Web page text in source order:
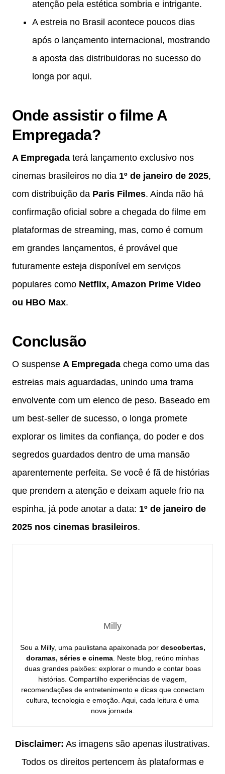
atenção pela estética sombria e intrigante.
A estreia no Brasil acontece poucos dias
após o lançamento internacional, mostrando
a aposta das distribuidoras no sucesso do
longa por aqui.
Onde assistir o filme A
Empregada?
A Empregada terá lançamento exclusivo nos
cinemas brasileiros no dia 1º de janeiro de 2025,
com distribuição da Paris Filmes. Ainda não há
confirmação oficial sobre a chegada do filme em
plataformas de streaming, mas, como é comum
em grandes lançamentos, é provável que
futuramente esteja disponível em serviços
populares como Netflix, Amazon Prime Video
ou HBO Max.
Conclusão
O suspense A Empregada chega como uma das
estreias mais aguardadas, unindo uma trama
envolvente com um elenco de peso. Baseado em
um best-seller de sucesso, o longa promete
explorar os limites da confiança, do poder e dos
segredos guardados dentro de uma mansão
aparentemente perfeita. Se você é fã de histórias
que prendem a atenção e deixam aquele frio na
espinha, já pode anotar a data: 1º de janeiro de
2025 nos cinemas brasileiros.
Milly
Sou a Milly, uma paulistana apaixonada por descobertas,
doramas, séries e cinema . Neste blog, reúno minhas
duas grandes paixões: explorar o mundo e contar boas
histórias. Compartilho experiências de viagem,
recomendações de entretenimento e dicas que conectam
cultura, tecnologia e emoção. Aqui, cada leitura é uma
nova jornada.
Disclaimer: As imagens são apenas ilustrativas.
Todos os direitos pertencem às plataformas e